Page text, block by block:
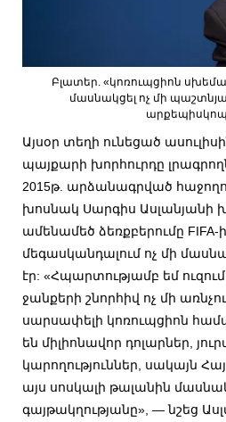
Բլատեր. «կոռուպցիոն
մասնակցել ոչ մի
Այսօր տեղի ունեցած
պայքարի խորհուրդը
2015թ. արձանագրված
խոսնակ Սարգիս Ասլանյանի
ամենամեծ ձեռքբերումը FIFA-
մեգասկանդալում ոչ մի
էր: «Հպարտությամբ եմ
ջանքերի շնորհիվ ոչ մի
սարսափելի կոռուպցիոն
են միլիոնավոր դոլարներ,
կարողություններ, սակայն
այս սոսկալի թալանին
գայթակղությանը», — նշեց